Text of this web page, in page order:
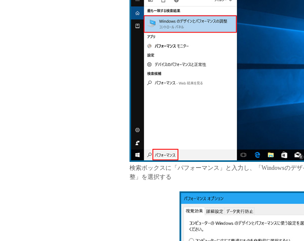
検索ボックスに「パフォーマンス」と入力し、「Windowsのデ
整」を選択する